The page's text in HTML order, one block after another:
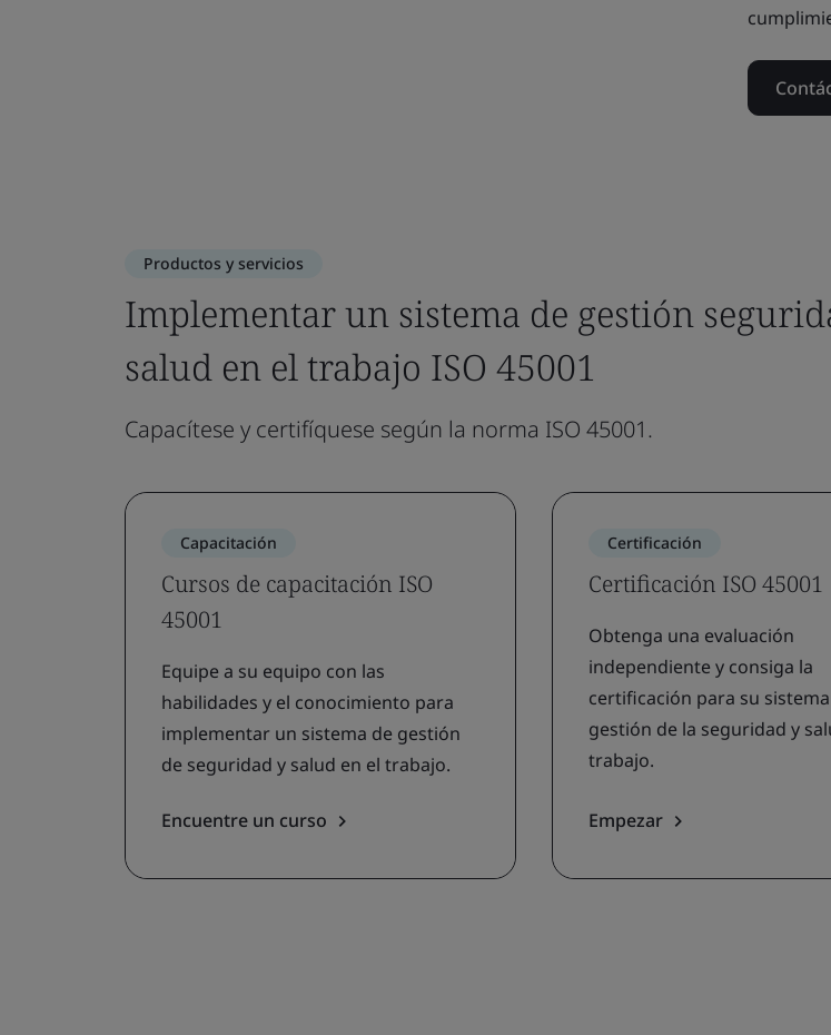
Productos y servicios
Implementar un sistema de gestión
salud en el trabajo ISO 45001
Capacítese y certifíquese según la norma ISO 45001.
Capacitación
Cursos de capacitación ISO
45001
Equipe a su equipo con las
habilidades y el conocimiento para
implementar un sistema de gestión
de seguridad y salud en el trabajo.
Encuentre un curso
Certificación
Certificación ISO 45001
Obtenga una evaluación
independiente y consiga la
certificación para su
gestión de la seguridad y
trabajo.
Empezar